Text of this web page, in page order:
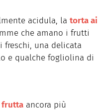
acidula, la torta ai
che amano i frutti
freschi, una delicata
e qualche fogliolina di
frutta ancora più